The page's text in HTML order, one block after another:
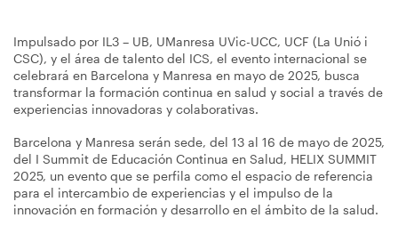
Impulsado por IL3 – UB, UManresa UVic-UCC, UCF (La Unió i
CSC), y el área de talento del ICS, el evento internacional se
celebrará en Barcelona y Manresa en mayo de 2025, busca
transformar la formación continua en salud y social a través de
experiencias innovadoras y colaborativas.
Barcelona y Manresa serán sede, del 13 al 16 de mayo de 2025,
del I Summit de Educación Continua en Salud, HELIX SUMMIT
2025, un evento que se perfila como el espacio de referencia
para el intercambio de experiencias y el impulso de la
innovación en formación y desarrollo en el ámbito de la salud.